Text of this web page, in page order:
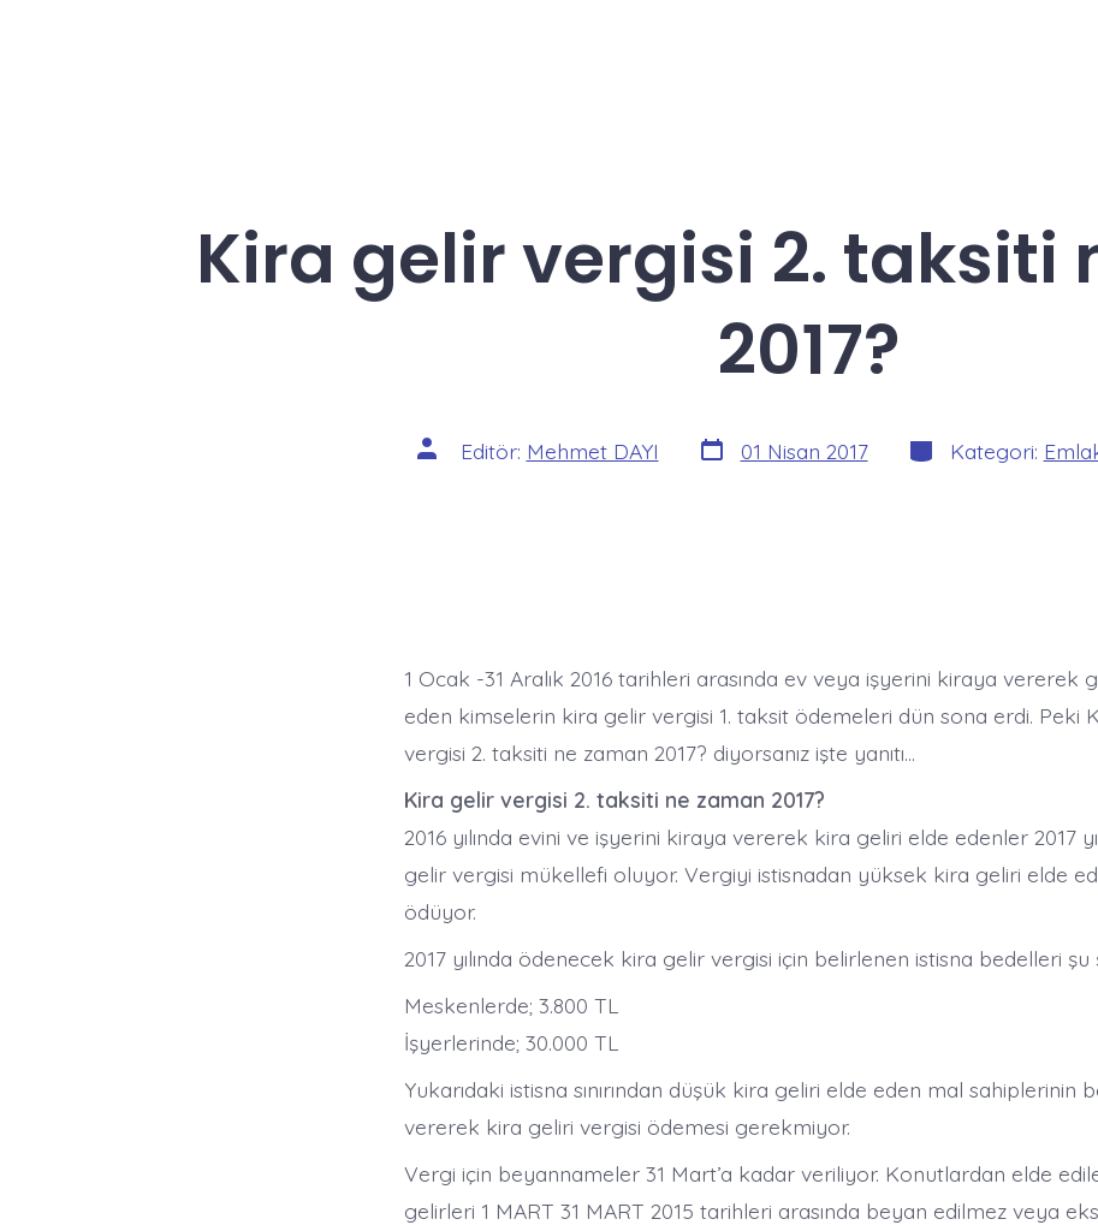
Kira gelir vergisi 2. taksiti
2017?
Yazının
yazarı
Editör: Mehmet DAYI Yazı
tarihi
01 Nisan 2017 Kategoriler
Kategori:
1 Ocak -31 Aralık 2016 tarihleri arasında ev veya işyerini kiraya vererek
eden kimselerin kira gelir vergisi 1. taksit ödemeleri dün sona erdi. Peki
vergisi 2. taksiti ne zaman 2017? diyorsanız işte yanıtı…
Kira gelir vergisi 2. taksiti ne zaman 2017?
2016 yılında evini ve işyerini kiraya vererek kira geliri elde edenler 2017
gelir vergisi mükellefi oluyor. Vergiyi istisnadan yüksek kira geliri elde
ödüyor.
2017 yılında ödenecek kira gelir vergisi için belirlenen istisna bedelleri şu
Meskenlerde; 3.800 TL
İşyerlerinde; 30.000 TL
Yukarıdaki istisna sınırından düşük kira geliri elde eden mal sahiplerinin
vererek kira geliri vergisi ödemesi gerekmiyor.
Vergi için beyannameler 31 Mart’a kadar veriliyor. Konutlardan elde
gelirleri 1 MART 31 MART 2015 tarihleri arasında beyan edilmez veya